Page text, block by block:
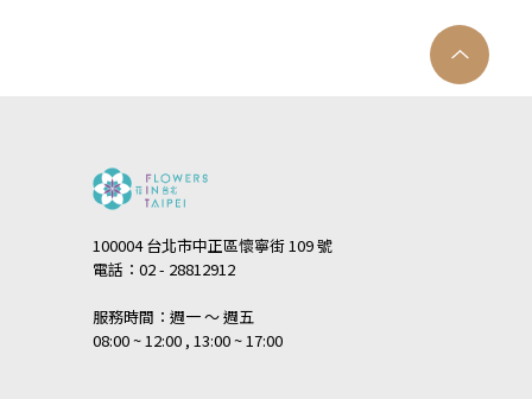
100004 台北市中正區懷寧街 109 號
電話：02 - 28812912
服務時間：週一 ～ 週五
08:00 ~ 12:00 , 13:00 ~ 17:00